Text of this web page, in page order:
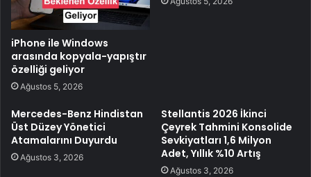
iPhone ile Windows
arasında kopyala-yapıştır
özelliği geliyor
Ağustos 5, 2026
Mercedes-Benz Hindistan
Üst Düzey Yönetici
Atamalarını Duyurdu
Ağustos 3, 2026
Stellantis 2026 İkinci
Çeyrek Tahmini Konsolide
Sevkiyatları 1,6 Milyon
Adet, Yıllık %10 Artış
Ağustos 3, 2026